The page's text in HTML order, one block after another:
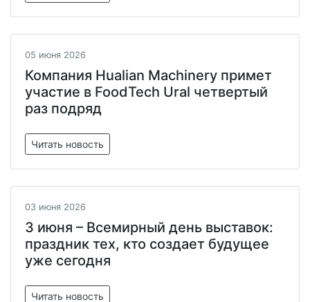
05 июня 2026
Компания Hualian Machinery примет
участие в FoodTech Ural четвертый
раз подряд
Читать новость
03 июня 2026
3 июня – Всемирный день выставок:
праздник тех, кто создает будущее
уже сегодня
Читать новость